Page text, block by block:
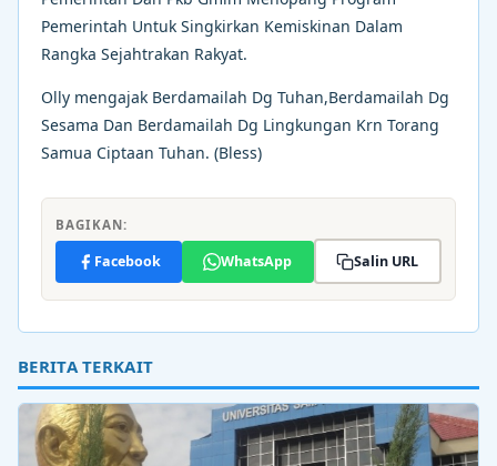
Pemerintah Untuk Singkirkan Kemiskinan Dalam
Rangka Sejahtrakan Rakyat.
Olly mengajak Berdamailah Dg Tuhan,Berdamailah Dg
Sesama Dan Berdamailah Dg Lingkungan Krn Torang
Samua Ciptaan Tuhan. (Bless)
BAGIKAN:
Facebook WhatsApp Salin URL
BERITA TERKAIT